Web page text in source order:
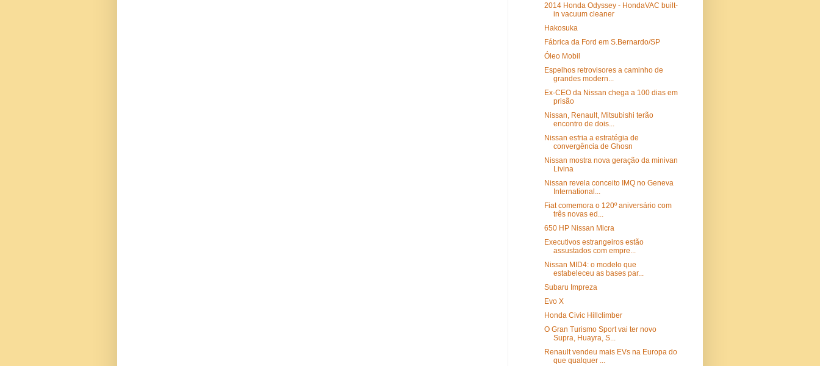
2014 Honda Odyssey - HondaVAC built-
in vacuum cleaner
Hakosuka
Fábrica da Ford em S.Bernardo/SP
Óleo Mobil
Espelhos retrovisores a caminho de
grandes modern...
Ex-CEO da Nissan chega a 100 dias em
prisão
Nissan, Renault, Mitsubishi terão
encontro de dois...
Nissan esfria a estratégia de
convergência de Ghosn
Nissan mostra nova geração da minivan
Livina
Nissan revela conceito IMQ no Geneva
International...
Fiat comemora o 120º aniversário com
três novas ed...
650 HP Nissan Micra
Executivos estrangeiros estão
assustados com empre...
Nissan MID4: o modelo que
estabeleceu as bases par...
Subaru Impreza
Evo X
Honda Civic Hillclimber
O Gran Turismo Sport vai ter novo
Supra, Huayra, S...
Renault vendeu mais EVs na Europa do
que qualquer ...